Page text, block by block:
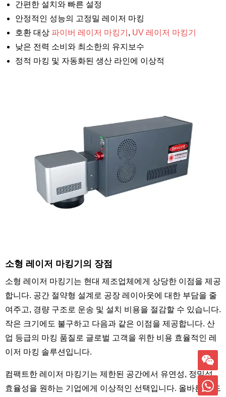
간편한 설치와 빠른 설정
안정적인 성능의 고정밀 레이저 마킹
호환 대상 파이버 레이저 마킹기 , UV 레이저 마킹기
낮은 전력 소비와 최소한의 유지보수
정적 마킹 및 자동화된 생산 라인에 이상적
소형 레이저 마킹기의 장점
소형 레이저 마킹기는 현대 제조업체에게 상당한 이점을 제공
합니다. 공간 절약형 설계로 공장 레이아웃에 대한 부담을 줄
여주고, 경량 구조로 운송 및 설치 비용을 절감할 수 있습니다.
작은 크기에도 불구하고 다음과 같은 이점을 제공합니다. 산
업 등급의 마킹 품질로 글로벌 고객을 위한 비용 효율적인 레
이저 마킹 솔루션입니다.
컴팩트한 레이저 마킹기는 제한된 공간에서 유연성, 정밀성,
효율성을 원하는 기업에게 이상적인 선택입니다. 올바른 필드